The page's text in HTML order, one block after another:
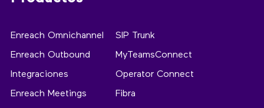
Enreach Omnichannel
Enreach Outbound
Integraciones
Enreach Meetings
SIP Trunk
MyTeamsConnect
Operator Connect
Fibra